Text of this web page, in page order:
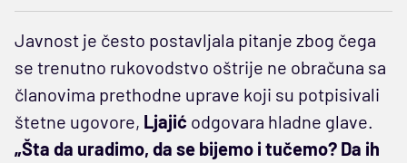
Javnost je često postavljala pitanje zbog čega
se trenutno rukovodstvo oštrije ne obračuna sa
članovima prethodne uprave koji su potpisivali
štetne ugovore, Ljajić odgovara hladne glave.
„Šta da uradimo, da se bijemo i tučemo? Da ih